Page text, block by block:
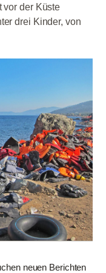
vor der Küste
drei Kinder, von
neuen Berichten